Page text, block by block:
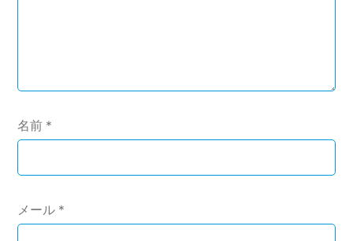
名前 *
メール *